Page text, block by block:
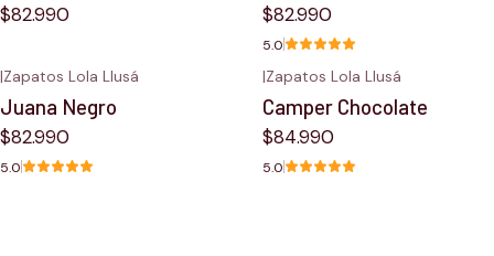
$82.990 $82.990
5.0
|Zapatos Lola Llusá
Juana Negro
$82.990
5.0
|Zapatos Lola Llusá
Camper Chocolate
$84.990
5.0